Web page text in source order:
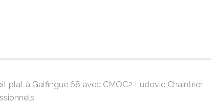
plat à Galfingue 68 avec CMOC2 Ludovic Chaintrier